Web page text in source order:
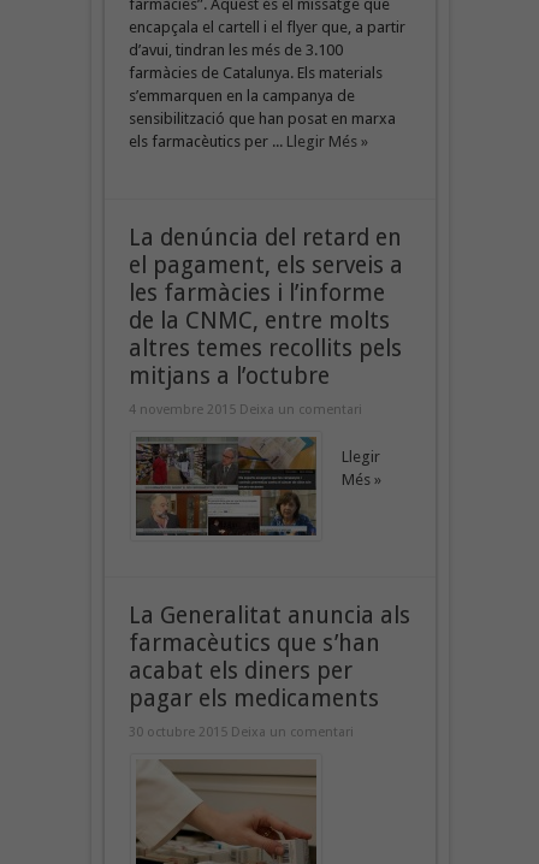
farmàcies”. Aquest és el missatge que
encapçala el cartell i el flyer que, a partir
d’avui, tindran les més de 3.100
farmàcies de Catalunya. Els materials
s’emmarquen en la campanya de
sensibilització que han posat en marxa
els farmacèutics per ... Llegir Més »
La denúncia del retard en
el pagament, els serveis a
les farmàcies i l’informe
de la CNMC, entre molts
altres temes recollits pels
mitjans a l’octubre
4 novembre 2015 Deixa un comentari
Llegir
Més »
La Generalitat anuncia als
farmacèutics que s’han
acabat els diners per
pagar els medicaments
30 octubre 2015 Deixa un comentari